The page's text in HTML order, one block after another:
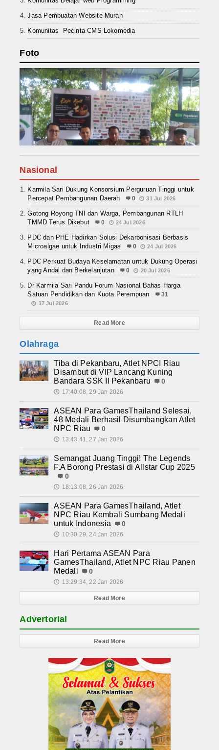
Jasa Pembuatan Website Murah
Komunitas Pecinta CMS Lokomedia
Foto
Nasional
Karmila Sari Dukung Konsorsium Perguruan Tinggi untuk
Percepat Pembangunan Daerah
0 31 Jul 2026
Gotong Royong TNI dan Warga, Pembangunan RTLH
TMMD Terus Dikebut
0 24 Jul 2026
PDC dan PHE Hadirkan Solusi Dekarbonisasi Berbasis
Microalgae untuk Industri Migas
0 24 Jul 2026
PDC Perkuat Budaya Keselamatan untuk Dukung Operasi
yang Andal dan Berkelanjutan
0 20 Jul 2026
Dr Karmila Sari Pandu Forum Nasional Bahas Harga
Satuan Pendidikan dan Kuota Perempuan
31
17 Jul 2026
Read More
Olahraga
Tiba di Pekanbaru, Atlet NPCI Riau
Disambut di VIP Lancang Kuning
Bandara SSK II Pekanbaru
0
🕔 17:40:08, 29 Jan 2026
ASEAN Para GamesThailand Selesai,
48 Medali Berhasil Disumbangkan Atlet
NPC Riau
0
🕔 13:43:41, 27 Jan 2026
Semangat Juang Tinggi! The Legends
F.A Borong Prestasi di Allstar Cup 2025
0
🕔 18:13:08, 26 Jan 2026
ASEAN Para GamesThailand, Atlet
NPC Riau Kembali Sumbang Medali
untuk Indonesia
0
🕔 10:30:29, 24 Jan 2026
Hari Pertama ASEAN Para
GamesThailand, Atlet NPC Riau Panen
Medali
0
🕔 13:29:34, 22 Jan 2026
Read More
Advertorial
Read More